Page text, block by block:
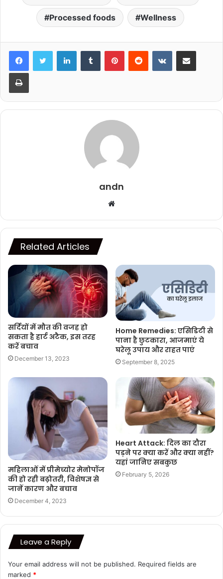
Processed foods Wellness
LinkedInTumblr PinterestReddit VKontakteShare via Email
Print
andn
Website
Related Articles
सर्दियों में मौत की वजह हो
सकता है हार्ट अटैक, इस तरह
करें बचाव
December 13, 2023
Home Remedies: एसिडिटी से
पाना है छुटकारा, आजमाएं ये
घरेलू उपाय और राहत पाएं
September 8, 2025
महिलाओं में प्रीमेच्योर मेनोपॉज
की हो रही बढ़ोतरी, विशेषज्ञ से
जानें कारण और बचाव
December 4, 2023
Heart Attack: दिल का दौरा
पड़ने पर क्या करें और क्या नहीं?
यहां जानिए सबकुछ
February 5, 2026
Leave a Reply
Your email address will not be published. Required fields are
marked *